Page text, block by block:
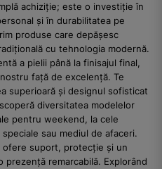
achiziție; este o investiție în
și în durabilitatea pe
produse care depășesc
cu tehnologia modernă.
a pielii până la finisajul final,
față de excelență. Te
superioară și designul sofisticat
diversitatea modelelor
pentru weekend, la cele
sau mediul de afaceri.
ofere suport, protecție și un
remarcabilă. Explorând